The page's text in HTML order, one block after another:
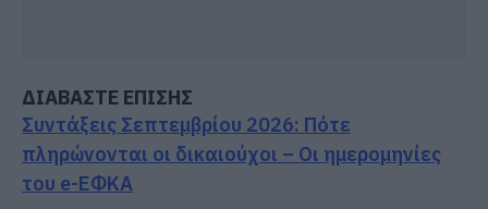
ΔΙΑΒΑΣΤΕ ΕΠΙΣΗΣ
Συντάξεις Σεπτεμβρίου 2026: Πότε
πληρώνονται οι δικαιούχοι – Οι ημερομηνίες
του e-ΕΦΚΑ